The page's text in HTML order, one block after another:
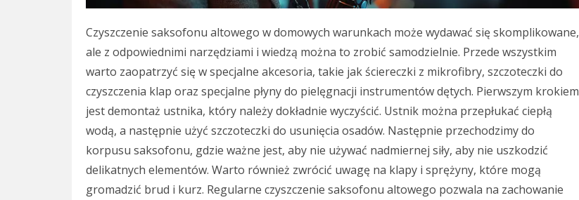
Czyszczenie saksofonu altowego w domowych warunkach może wydawać się skomplikowane,
ale z odpowiednimi narzędziami i wiedzą można to zrobić samodzielnie. Przede wszystkim
warto zaopatrzyć się w specjalne akcesoria, takie jak ściereczki z mikrofibry, szczoteczki do
czyszczenia klap oraz specjalne płyny do pielęgnacji instrumentów dętych. Pierwszym krokiem
jest demontaż ustnika, który należy dokładnie wyczyścić. Ustnik można przepłukać ciepłą
wodą, a następnie użyć szczoteczki do usunięcia osadów. Następnie przechodzimy do
korpusu saksofonu, gdzie ważne jest, aby nie używać nadmiernej siły, aby nie uszkodzić
delikatnych elementów. Warto również zwrócić uwagę na klapy i sprężyny, które mogą
gromadzić brud i kurz. Regularne czyszczenie saksofonu altowego pozwala na zachowanie